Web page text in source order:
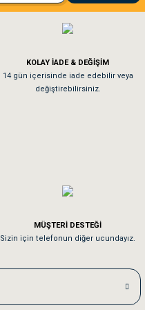
bayıldım
fiyatta olması iyi.
ulaştı. Jack russell köpeğim
KOLAY İADE & DEĞİŞİM
14 gün içerisinde iade edebilir veya
değiştirebilirsiniz.
MÜŞTERİ DESTEĞİ
Sizin için telefonun diğer ucundayız.